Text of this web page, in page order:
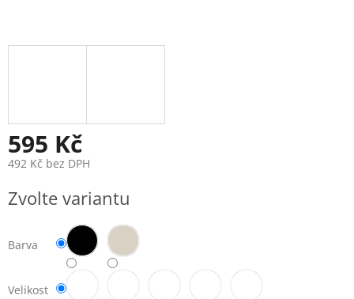
595 Kč
492 Kč bez DPH
cena:
Zvolte variantu
Barva
Velikost